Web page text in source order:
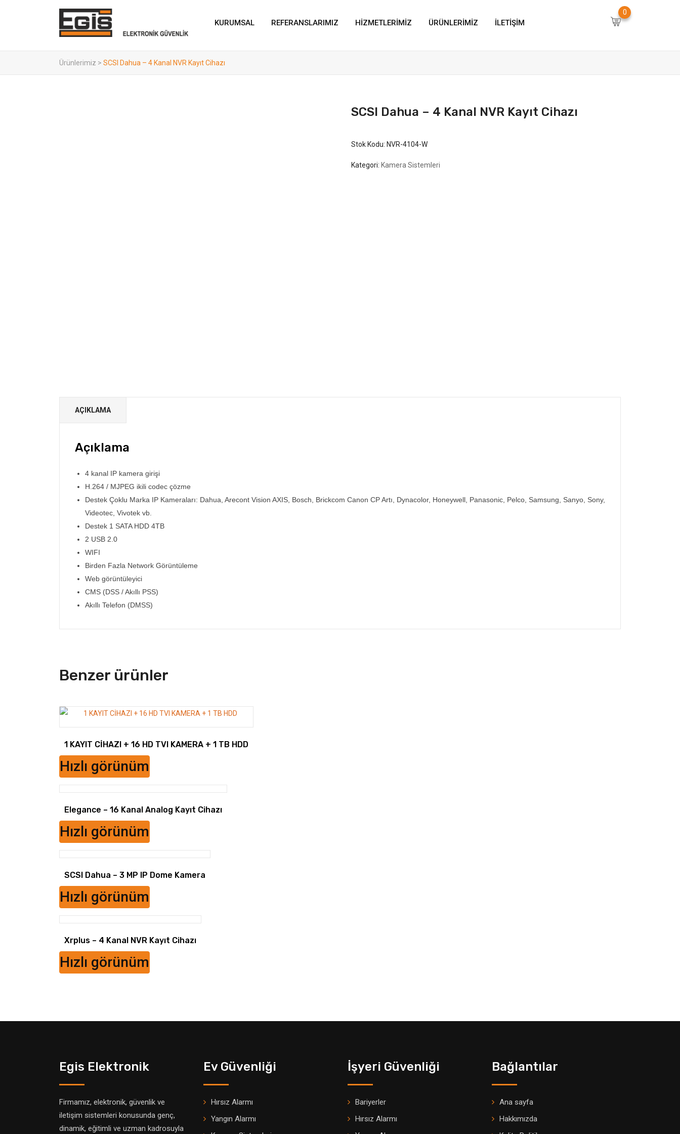
KURUMSAL REFERANSLARIMIZ HIZMETLERIMIZ ÜRÜNLERIMIZ İLETIŞIM
0
Ürünlerimiz > SCSI Dahua – 4 Kanal NVR Kayıt Cihazı
SCSI Dahua – 4 Kanal NVR Kayıt Cihazı
Stok Kodu: NVR-4104-W
Kategori: Kamera Sistemleri
AÇIKLAMA
Açıklama
4 kanal IP kamera girişi
H.264 / MJPEG ikili codec çözme
Destek Çoklu Marka IP Kameraları: Dahua, Arecont Vision AXIS, Bosch, Brickcom Canon CP Artı, Dynacolor, Honeywell, Panasonic, Pelco, Samsung, Sanyo, Sony,
Videotec, Vivotek vb.
Destek 1 SATA HDD 4TB
2 USB 2.0
WIFI
Birden Fazla Network Görüntüleme
Web görüntüleyici
CMS (DSS / Akıllı PSS)
Akıllı Telefon (DMSS)
Benzer ürünler
1 KAYIT CİHAZI + 16 HD TVI KAMERA + 1 TB HDD
Hızlı görünüm
Elegance – 16 Kanal Analog Kayıt Cihazı
Hızlı görünüm
SCSI Dahua – 3 MP IP Dome Kamera
Hızlı görünüm
Xrplus – 4 Kanal NVR Kayıt Cihazı
Hızlı görünüm
Egis Elektronik
Firmamız, elektronik, güvenlik ve
iletişim sistemleri konusunda genç,
dinamik, eğitimli ve uzman kadrosuyla
Ev Güvenliği
Hırsız Alarmı
Yangın Alarmı
İşyeri Güvenliği
Bariyerler
Hırsız Alarmı
Bağlantılar
Ana sayfa
Hakkımızda